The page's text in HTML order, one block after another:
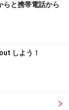
らと携帯電話から
しよう！